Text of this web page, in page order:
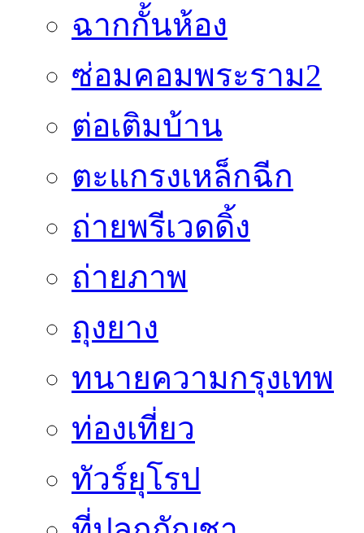
ฉากกั้นห้อง
ซ่อมคอมพระราม2
ต่อเติมบ้าน
ตะแกรงเหล็กฉีก
ถ่ายพรีเวดดิ้ง
ถ่ายภาพ
ถุงยาง
ทนายความกรุงเทพ
ท่องเที่ยว
ทัวร์ยุโรป